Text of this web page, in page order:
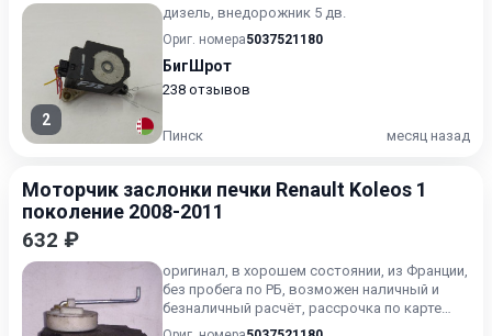
2
дизель, внедорожник 5 дв.
Ориг. номера5037521180
БигШрот
238 отзывов
Пинск месяц назад
Моторчик заслонки печки Renault Koleos 1
поколение 2008-2011
632 ₽
оригинал, в хорошем состоянии, из Франции,
без пробега по РБ, возможен наличный и
безналичный расчёт, рассрочка по карте
Халва, поможем с ус...